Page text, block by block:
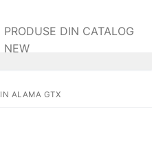
PRODUSE DIN CATALOG
NEW
ALAMA GTX